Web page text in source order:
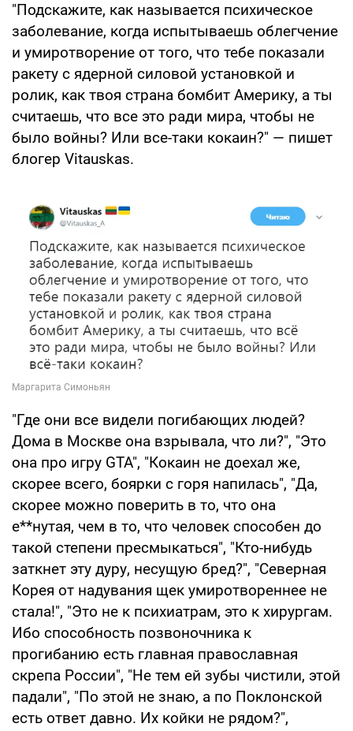
"Подскажите, как называется психическое
заболевание, когда испытываешь облегчение
и умиротворение от того, что тебе показали
ракету с ядерной силовой установкой и
ролик, как твоя страна бомбит Америку, а ты
считаешь, что все это ради мира, чтобы не
было войны? Или все-таки кокаин?" — пишет
блогер Vitauskas.
"Где они все видели погибающих людей?
Дома в Москве она взрывала, что ли?", "Это
она про игру GTA", "Кокаин не доеxал же,
скорее всего, боярки с горя напилась", "Да,
скорее можно поверить в то, что она
е**нутая, чем в то, что человек способен до
такой степени пресмыкаться", "Кто-нибудь
заткнет эту дуру, несущую бред?", "Северная
Корея от надувания щек умиротвореннее не
стала!", "Это не к психиатрам, это к хирургам.
Ибо способность позвоночника к
прогибанию есть главная православная
скрепа России", "Не тем ей зубы чистили, этой
падали", "По этой не знаю, а по Поклонской
есть ответ давно. Их койки не рядом?",